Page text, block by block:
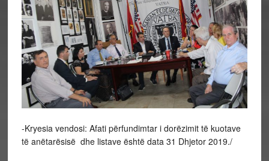
-Kryesia vendosi: Afati përfundimtar i dorëzimit të kuotave
të anëtarësisë dhe listave është data 31 Dhjetor 2019./